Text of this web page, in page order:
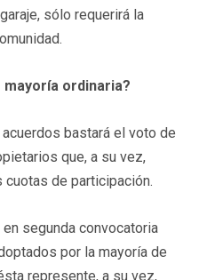
sólo requerirá la
ordinaria?
bastará el voto de
que, a su vez,
de participación.
segunda convocatoria
por la mayoría de
represente, a su vez,